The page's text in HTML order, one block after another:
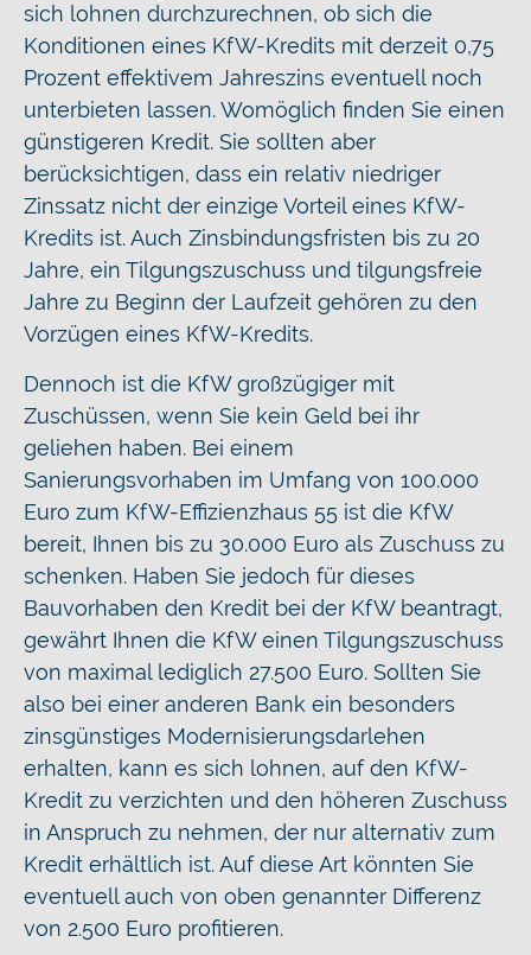
sich lohnen durchzurechnen, ob sich die
Konditionen eines KfW-Kredits mit derzeit 0,75
Prozent effektivem Jahreszins eventuell noch
unterbieten lassen. Womöglich finden Sie einen
günstigeren Kredit. Sie sollten aber
berücksichtigen, dass ein relativ niedriger
Zinssatz nicht der einzige Vorteil eines KfW-
Kredits ist. Auch Zinsbindungsfristen bis zu 20
Jahre, ein Tilgungszuschuss und tilgungsfreie
Jahre zu Beginn der Laufzeit gehören zu den
Vorzügen eines KfW-Kredits.
Dennoch ist die KfW großzügiger mit
Zuschüssen, wenn Sie kein Geld bei ihr
geliehen haben. Bei einem
Sanierungsvorhaben im Umfang von 100.000
Euro zum KfW-Effizienzhaus 55 ist die KfW
bereit, Ihnen bis zu 30.000 Euro als Zuschuss zu
schenken. Haben Sie jedoch für dieses
Bauvorhaben den Kredit bei der KfW beantragt,
gewährt Ihnen die KfW einen Tilgungszuschuss
von maximal lediglich 27.500 Euro. Sollten Sie
also bei einer anderen Bank ein besonders
zinsgünstiges Modernisierungsdarlehen
erhalten, kann es sich lohnen, auf den KfW-
Kredit zu verzichten und den höheren Zuschuss
in Anspruch zu nehmen, der nur alternativ zum
Kredit erhältlich ist. Auf diese Art könnten Sie
eventuell auch von oben genannter Differenz
von 2.500 Euro profitieren.